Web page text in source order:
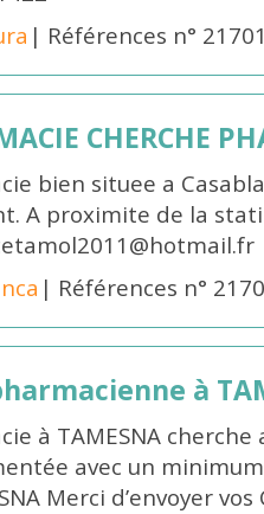
| Références n°
CHERCHE
bien situee a
A proximite de la
| Références n°
à
à TAMESNA
avec un
Merci d’envoyer